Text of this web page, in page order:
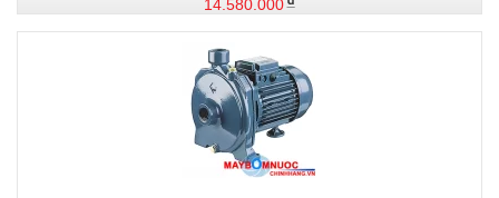
14.580.000